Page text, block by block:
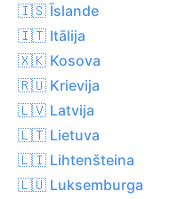
🇮🇸 Īslande
🇮🇹 Itālija
🇽🇰 Kosova
🇷🇺 Krievija
🇱🇻 Latvija
🇱🇹 Lietuva
🇱🇮 Lihtenšteina
🇱🇺 Luksemburga